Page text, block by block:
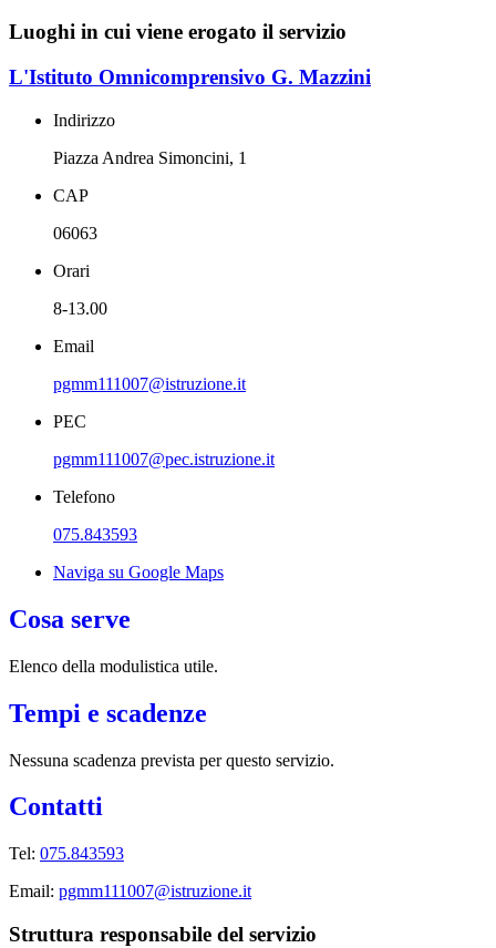
Luoghi in cui viene erogato il servizio
L'Istituto Omnicomprensivo G. Mazzini
Indirizzo
Piazza Andrea Simoncini, 1
CAP
06063
Orari
8-13.00
Email
pgmm111007@istruzione.it
PEC
pgmm111007@pec.istruzione.it
Telefono
075.843593
Naviga su Google Maps
Cosa serve
Elenco della modulistica utile.
Tempi e scadenze
Nessuna scadenza prevista per questo servizio.
Contatti
Tel: 075.843593
Email: pgmm111007@istruzione.it
Struttura responsabile del servizio